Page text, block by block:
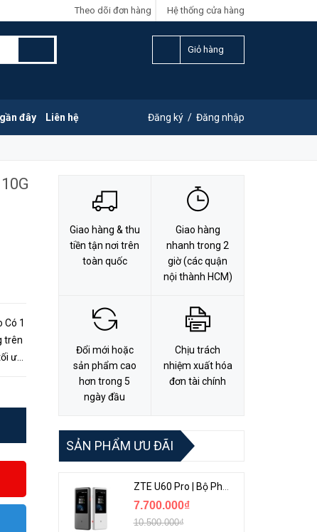
Hệ thống cửa hàng
Theo dõi đơn hàng
Giỏ hàng
đây Liên hệ Đăng ký / Đăng nhập
Có 1
trên
ưu
LIÊN HỆ ĐẶT HÀNG
Giao hàng & thu
tiền tận nơi trên
toàn quốc
Giao hàng
nhanh trong 2
giờ (các quận
nội thành HCM)
Đổi mới hoặc
sản phẩm cao
hơn trong 5
ngày đầu
Chịu trách
nhiệm xuất hóa
đơn tài chính
SẢN PHẨM ƯU ĐÃI
ZTE U60 Pro | Bộ Phát 5G Cầm Tay Tích Hợp Công Nghệ WiFi 7, Pin 10000mAh
7.700.000₫
10.500.000₫